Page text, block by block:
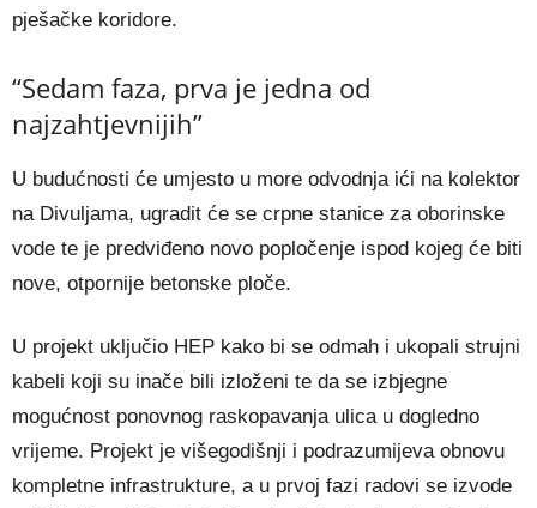
pješačke koridore.
“Sedam faza, prva je jedna od
najzahtjevnijih”
U budućnosti će umjesto u more odvodnja ići na kolektor
na Divuljama, ugradit će se crpne stanice za oborinske
vode te je predviđeno novo popločenje ispod kojeg će biti
nove, otpornije betonske ploče.
U projekt uključio HEP kako bi se odmah i ukopali strujni
kabeli koji su inače bili izloženi te da se izbjegne
mogućnost ponovnog raskopavanja ulica u dogledno
vrijeme. Projekt je višegodišnji i podrazumijeva obnovu
kompletne infrastrukture, a u prvoj fazi radovi se izvode